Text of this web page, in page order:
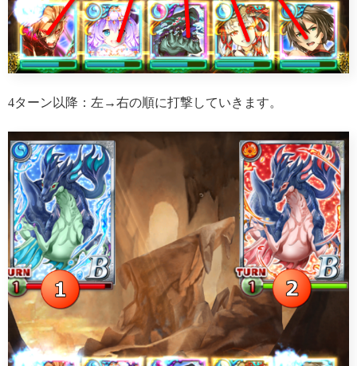
4ターン以降：左→右の順に打撃していきます。